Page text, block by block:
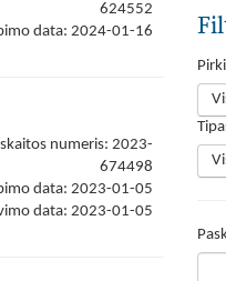
624552
data: 2024-01-16
numeris: 2023-
674498
data: 2023-01-05
data: 2023-01-05